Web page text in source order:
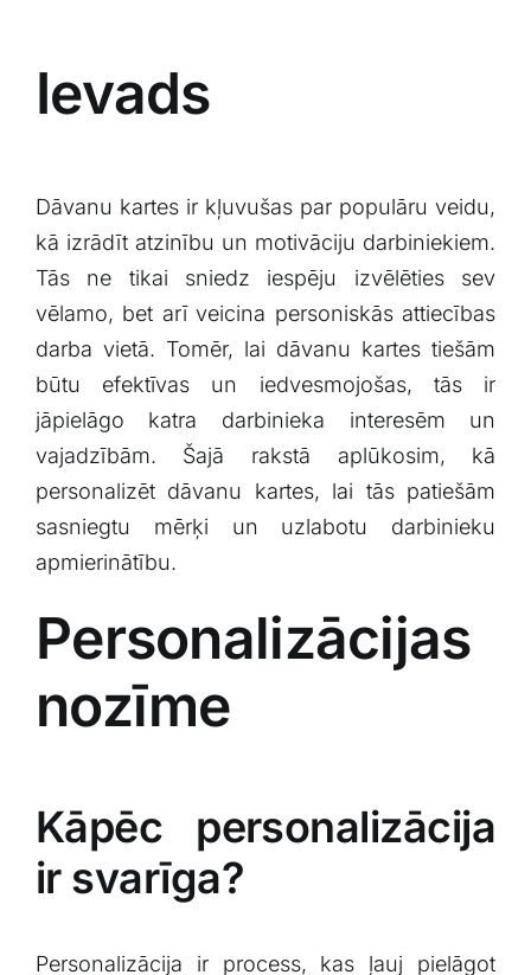
Ievads
Dāvanu kartes ⁤ir‍ kļuvušas par populāru veidu,
⁣kā izrādīt atzinību un motivāciju darbiniekiem.
Tās ‌ne tikai ‍sniedz iespēju izvēlēties sev
vēlamo, bet arī ​veicina ​personiskās attiecības
darba vietā. Tomēr, lai dāvanu kartes tiešām
būtu efektīvas un iedvesmojošas, ⁢tās ir
jāpielāgo katra darbinieka interesēm un
vajadzībām. Šajā rakstā aplūkosim, kā
personalizēt dāvanu kartes,⁤ lai ⁢tās patiešām
sasniegtu mērķi un uzlabotu ‍darbinieku
apmierinātību.
Personalizācijas
nozīme
Kāpēc personalizācija
ir svarīga?
Personalizācija ir‌ process, kas ļauj pielāgot